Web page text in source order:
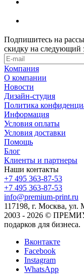
Подпишитесь на
скидку на следующий
Компания
О компании
Новости
Дизайн-студия
Политика
Информация
Условия оплаты
Условия доставки
Помощь
Блог
Клиенты и партнеры
Наши контакты
+7 495 363-87-53
+7 495 363-87-53
info@premium-print.ru
117198, г. Москва, ул.
2003 - 2026 ©
подарков для бизнеса.
Вконтакте
Facebook
Instagram
WhatsApp